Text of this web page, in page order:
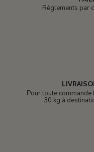
Règlements par
Pour toute
30 kg à